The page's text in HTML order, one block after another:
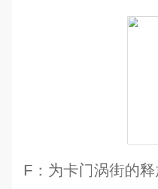
F ：为卡门涡街的